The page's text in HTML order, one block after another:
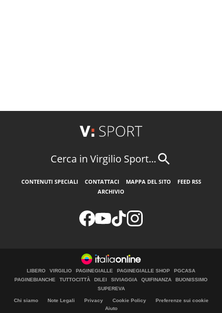
Cerca in Virgilio Sport...
CONTENUTI SPECIALI CONTATTACI MAPPA DEL SITO
FEED RSS
ARCHIVIO
LIBERO VIRGILIO PAGINEGIALLE PAGINEGIALLE SHOP
PGCASA
PAGINEBIANCHE
TUTTOCITTÀ DILEI SIVIAGGIA QUIFINANZA
BUONISSIMO
SUPEREVA
Chi siamo Note Legali Privacy Cookie Policy
Preferenze sui cookie
Aiuto